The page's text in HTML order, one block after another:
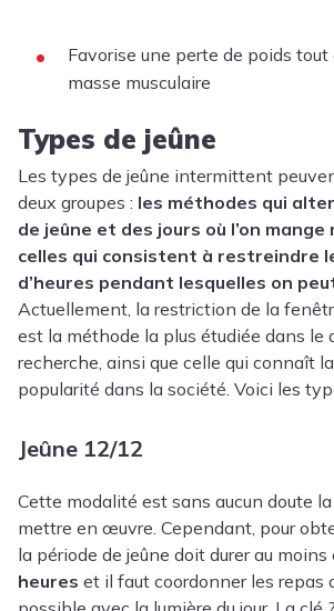
Favorise une perte de poids
masse musculaire
Types de jeûne
Les types de jeûne intermittent
deux groupes : les méthodes qui
de jeûne et des jours où l’on
celles qui consistent à restreindre
d’heures pendant lesquelles on
Actuellement, la restriction de la
est la méthode la plus étudiée dans le
recherche, ainsi que celle qui connaît
popularité dans la société. Voici les
Jeûne 12/12
Cette modalité est sans aucun doute
mettre en œuvre. Cependant, pour
la période de jeûne doit durer au moins
heures et il faut coordonner les repas